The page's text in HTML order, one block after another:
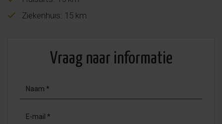
Ziekenhuis: 15 km
Vraag naar informatie